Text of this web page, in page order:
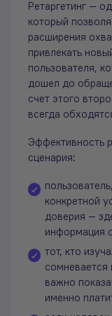
Ретаргетинг —
который
расширения
привлекать
пользователя,
дошел до
счет этого
всегда
Эффективность
сценария:
конкретной
доверия —
информация
тот, кто
сомневается
важно
именно